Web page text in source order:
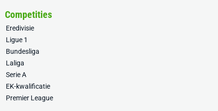
Competities
Eredivisie
Ligue 1
Bundesliga
Laliga
Serie A
EK-kwalificatie
Premier League